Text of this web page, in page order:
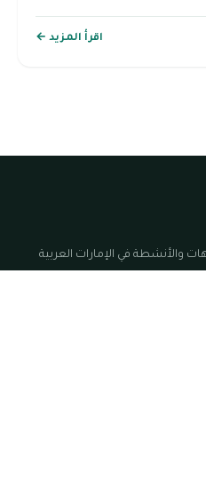
اقرأ المزيد ←
والأنشطة في الإمارات العربية